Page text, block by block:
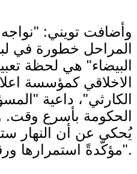
وأضافت تويني:
المراحل خطورة في
البيضاء" هي لحظة
الاخلاقي كمؤسسة
الكارثي"، داعية
الحكومة بأسرع وقت.
يُحكى عن أن النهار
مؤكّدةً استمرارها ورقياً والكترونياً".